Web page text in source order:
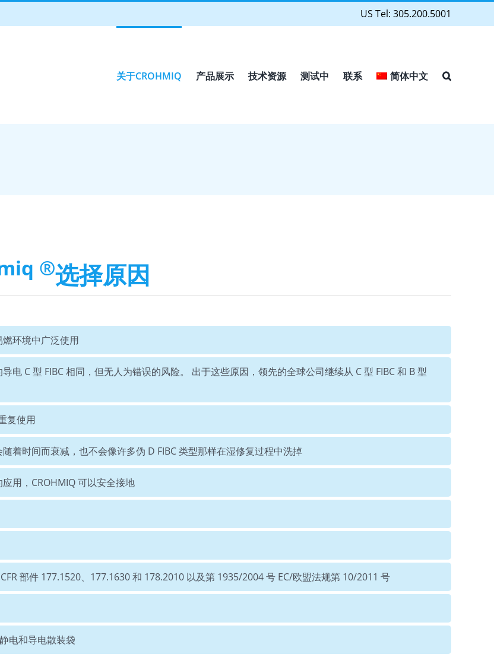
US Tel: 305.200.5001
关于CROHMIQ 产品展示 技术资源 测试中 联系 简体中文
®选择原因
燃环境中广泛使用
电 C 型 FIBC 相同，但无人为错误的风险。 出于这些原因，领先的全球公司继续从 C 型 FIBC 和 B 型
复使用
着时间而衰减，也不会像许多伪 D FIBC 类型那样在湿修复过程中洗掉
用，CROHMIQ 可以安全接地
部件 177.1520、177.1630 和 178.2010 以及第 1935/2004 号 EC/欧盟法规第 10/2011 号
电和导电散装袋